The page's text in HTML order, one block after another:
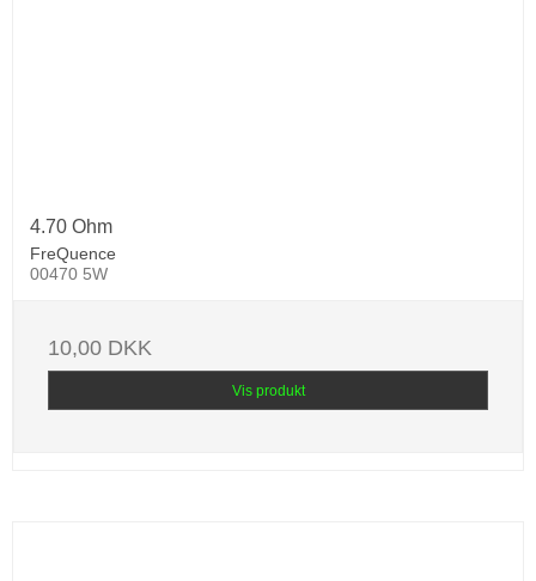
4.70 Ohm
FreQuence
00470 5W
10,00 DKK
Vis produkt